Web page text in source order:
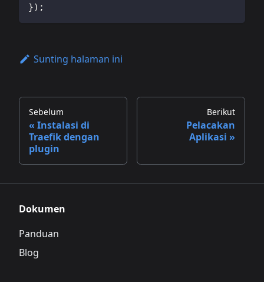
}) ;
Sunting halaman ini
Sebelum
Instalasi di
Traefik dengan
plugin
Berikut
Pelacakan
Aplikasi
Dokumen
Panduan
Blog